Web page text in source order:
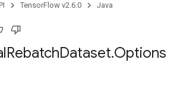
TensorFlow v2.6.0 Java
RebatchDataset.Options